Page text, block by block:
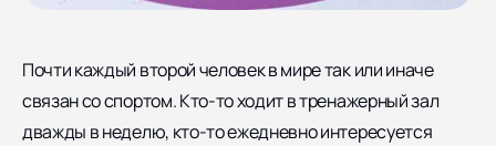
Почти каждый второй человек в мире так или иначе
связан со спортом. Кто-то ходит в тренажерный зал
дважды в неделю, кто-то ежедневно интересуется